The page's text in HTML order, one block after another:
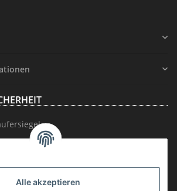
Alle akzeptieren